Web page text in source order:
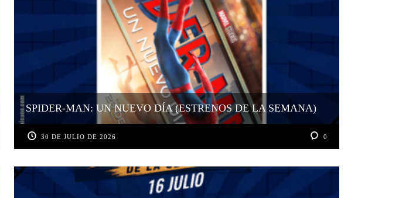
SPIDER-MAN: UN NUEVO DÍA (ESTRENOS DE LA SEMANA)
30 DE JULIO DE 2026 0